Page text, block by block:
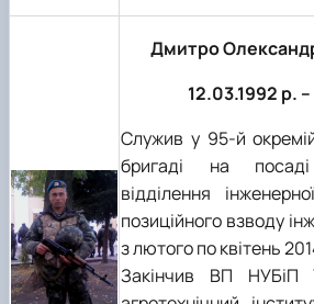
Дмитро
12.03.1992 р.
Служив у 95-й
бригаді на посаді
відділення
позиційного взводу
з лютого по квітень
Закінчив ВП НУБіП